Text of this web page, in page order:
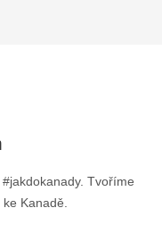
Tvoříme
Kanadě.